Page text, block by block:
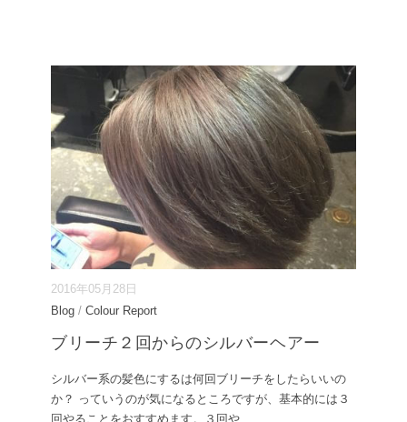
2016年05月28日
Blog / Colour Report
ブリーチ２回からのシルバーヘアー
シルバー系の髪色にするは何回ブリーチをしたらいいの
か？ っていうのが気になるところですが、基本的には３
回やることをおすすめます。３回や